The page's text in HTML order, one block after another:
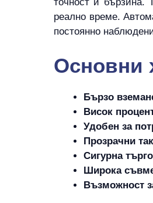
реално време.
постоянно
Основни
Бързо
Висок
Удобен за
Прозрачни
Сигурна
Широка
Възможност